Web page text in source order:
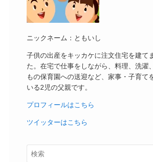
ニックネーム：ともいし
子供の出産をキッカケに注文住宅を建て
た。在宅で仕事をしながら、料理、洗濯
もの保育園への送迎など、家事・子育て
いる2児の父親です。
プロフィールはこちら
ツイッターはこちら